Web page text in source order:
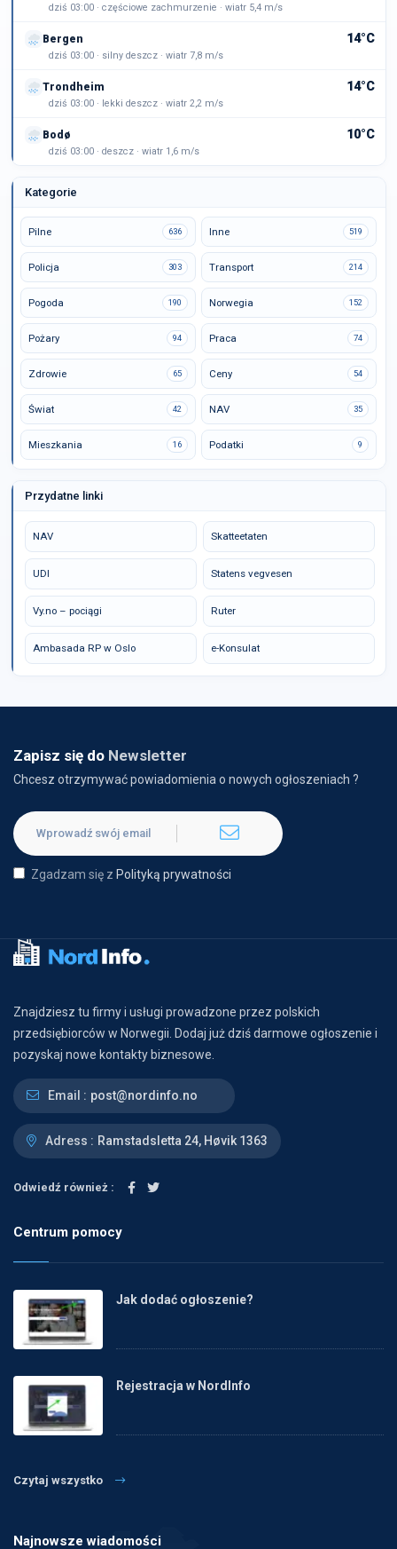
dziś 03:00 · częściowe zachmurzenie · wiatr 5,4 m/s
Bergen 14°C
dziś 03:00 · silny deszcz · wiatr 7,8 m/s
Trondheim 14°C
dziś 03:00 · lekki deszcz · wiatr 2,2 m/s
Bodø 10°C
dziś 03:00 · deszcz · wiatr 1,6 m/s
Kategorie
Pilne 636 Inne 519
Policja 303 Transport 214
Pogoda 190 Norwegia 152
Pożary 94 Praca 74
Zdrowie 65 Ceny 54
Świat 42 NAV 35
Mieszkania 16 Podatki 9
Przydatne linki
NAV Skatteetaten
UDI Statens vegvesen
Vy.no – pociągi Ruter
Ambasada RP w Oslo e-Konsulat
Zapisz się do Newsletter
Chcesz otrzymywać powiadomienia o nowych ogłoszeniach ?
Zgadzam się z Polityką prywatności
Znajdziesz tu firmy i usługi prowadzone przez polskich
przedsiębiorców w Norwegii. Dodaj już dziś darmowe ogłoszenie i
pozyskaj nowe kontakty biznesowe.
Email : post@nordinfo.no
Adress : Ramstadsletta 24, Høvik 1363
Odwiedź również :
Centrum pomocy
Jak dodać ogłoszenie?
Rejestracja w NordInfo
Czytaj wszystko
Najnowsze wiadomości